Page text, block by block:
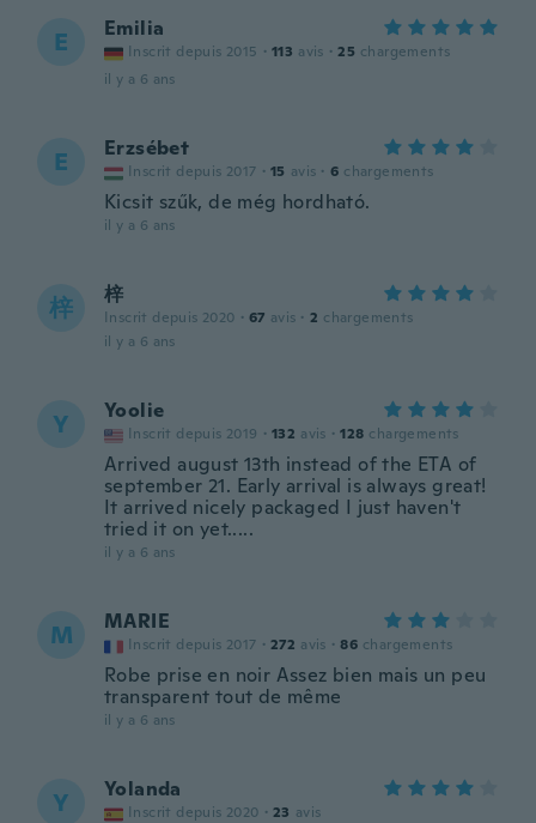
E Emilia
Inscrit depuis 2015 · 113 avis · 25 chargements
il y a 6 ans
E Erzsébet
Inscrit depuis 2017 · 15 avis · 6 chargements
Kicsit szűk, de még hordható.
il y a 6 ans
梓 梓
Inscrit depuis 2020 · 67 avis · 2 chargements
il y a 6 ans
Y Yoolie
Inscrit depuis 2019 · 132 avis · 128 chargements
Arrived august 13th instead of the ETA of
september 21. Early arrival is always great!
It arrived nicely packaged I just haven't
tried it on yet.....
il y a 6 ans
M MARIE
Inscrit depuis 2017 · 272 avis · 86 chargements
Robe prise en noir Assez bien mais un peu
transparent tout de même
il y a 6 ans
Y Yolanda
Inscrit depuis 2020 · 23 avis